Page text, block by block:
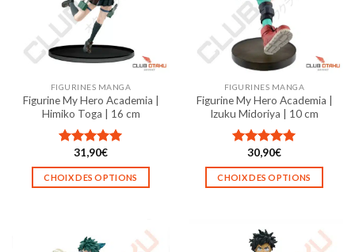
peuvent
être
choisies
sur
page
peuvent
être
choisies
sur
page
du
FIGURINES MANGA
Figurine My Hero Academia |
Himiko Toga | 16 cm
Note5.00
sur 5
31,90€
CHOIX DES OPTIONS
plusieurs
FIGURINES MANGA
Figurine My Hero Academia |
Izuku Midoriya | 10 cm
Note5.00
sur 5
30,90€
CHOIX DES OPTIONS
a
plusieurs